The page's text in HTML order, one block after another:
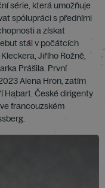
série, která umožňuje
spolupráci s předními
a získat
stál v počátcích
Jiřího Rožně,
Prášila. První
Alena Hron, zatím
Habart. České dirigenty
francouzském